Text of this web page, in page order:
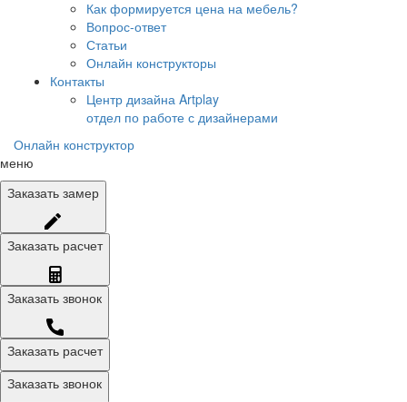
Как формируется цена на мебель?
Вопрос-ответ
Статьи
Онлайн конструкторы
Контакты
Центр дизайна Artplay
отдел по работе с дизайнерами
Онлайн конструктор
меню
Заказать замер
Заказать расчет
Заказать звонок
Заказать расчет
Заказать звонок